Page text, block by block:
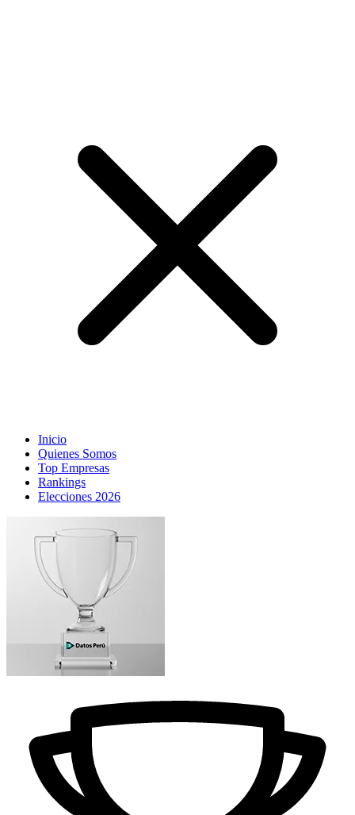
Inicio
Quienes Somos
Top Empresas
Rankings
Elecciones 2026